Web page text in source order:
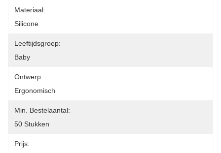
Materiaal:
Silicone
Leeftijdsgroep:
Baby
Ontwerp:
Ergonomisch
Min. Bestelaantal:
50 Stukken
Prijs: